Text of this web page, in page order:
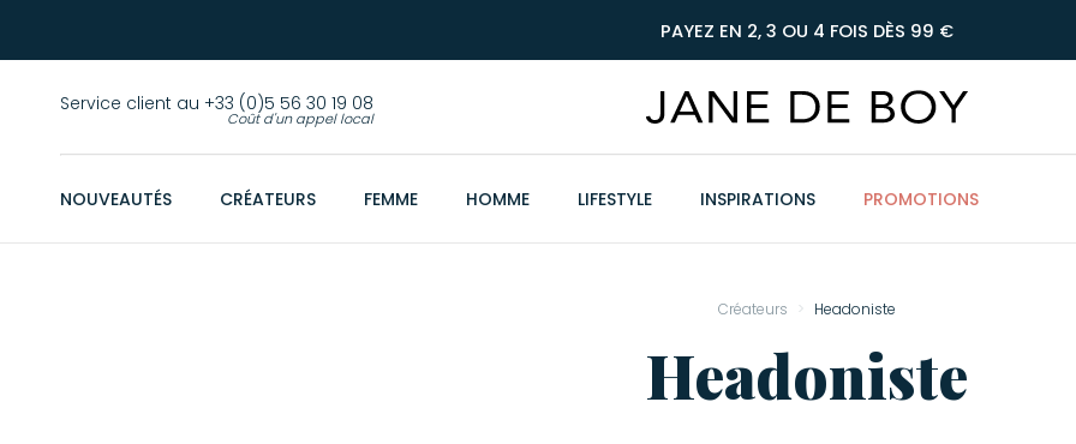
PAYEZ EN 2, 3 OU 4 FOIS DÈS 99 €
Service client au +33 (0)5 56 30 19 08
Coût d'un appel local
NOUVEAUTÉS CRÉATEURS FEMME HOMME LIFESTYLE INSPIRATIONS PROMOTIONS
Créateurs Headoniste
Headoniste